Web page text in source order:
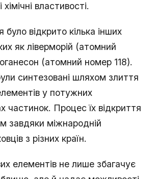
властивості.
було відкрито кілька інших
як ліверморій (атомний
(атомний номер 118).
синтезовані шляхом злиття
у потужних
частинок. Процес їх відкриття
завдяки міжнародній
з різних країн.
елементів не лише збагачує